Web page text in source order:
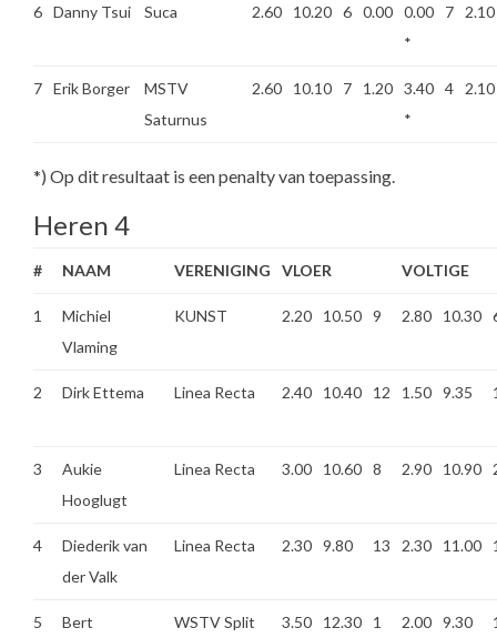
6 Danny Tsui Suca 2.60 10.20 6 0.00 0.00
*
7 2.10
7 Erik Borger
MSTV
Saturnus
2.60 10.10 7 1.20 3.40
*
4 2.10
*) Op dit resultaat is een penalty van toepassing.
Heren 4
# NAAM VERENIGING VLOER VOLTIGE
1
Michiel
Vlaming
KUNST 2.20 10.50 9 2.80 10.30
2 Dirk Ettema Linea Recta 2.40 10.40 12 1.50 9.35
3
Aukie
Hooglugt
Linea Recta 3.00 10.60 8 2.90 10.90
4
Diederik van
der Valk
Linea Recta 2.30 9.80 13 2.30 11.00
5
Bert
WSTV Split 3.50 12.30 1 2.00 9.30